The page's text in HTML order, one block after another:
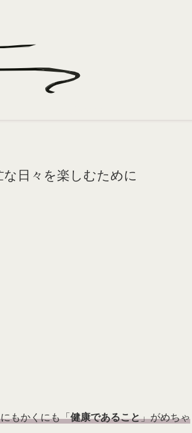
日々を楽しむために
もかくにも「健康であること」がめちゃ